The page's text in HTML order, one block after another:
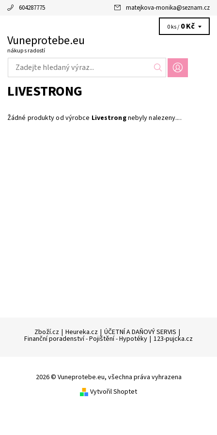
604287775 matejkova-monika@seznam.cz
Vuneprotebe.eu
nákup s radostí
0 ks / 0 Kč
LIVESTRONG
Žádné produkty od výrobce Livestrongnebyly nalezeny....
Zboží.cz | Heureka.cz | ÚČETNÍ A DAŇOVÝ SERVIS |
Finanční poradenství - Pojištění - Hypotéky | 123-pujcka.cz
2026 © Vuneprotebe.eu, všechna práva vyhrazena
Vytvořil Shoptet